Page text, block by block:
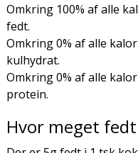
Omkring 100% af alle
fedt.
Omkring 0% af alle
kulhydrat.
Omkring 0% af alle
protein.
Hvor meget